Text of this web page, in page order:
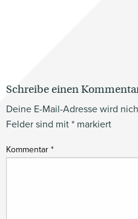
Schreibe einen
Deine E-Mail-Adresse wird
Felder sind mit * markiert
Kommentar *